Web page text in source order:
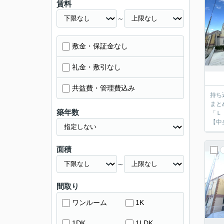
持ち
ま
「
【
賃料
～
敷金・保証金なし
礼金・敷引なし
共益費・管理費込み
築年数
面積
～
間取り
ワンルーム 1K